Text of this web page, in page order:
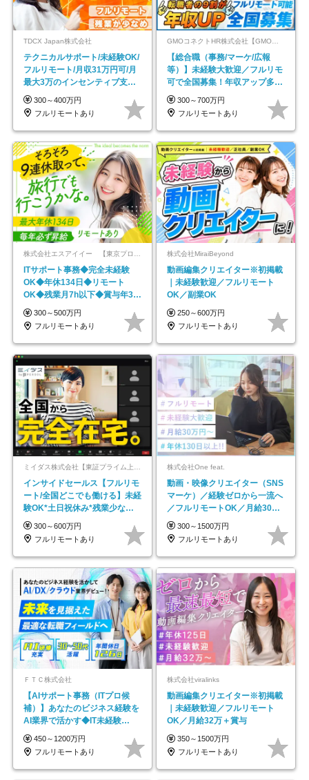
TDCX Japan株式会社
テクニカルサポート/未経験OK/
フルリモート/月収31万円可/月
最大3万のインセンティブ支給/
平均年齢33歳
300～400万円
フルリモートあり
GMOコネクトHR株式会社【GMOインターネットグループ】
【総合職（事務/マーケ/広報
等）】未経験大歓迎／フルリモ
可で全国募集！年収アップ多数
★年休最大130日★
300～700万円
フルリモートあり
株式会社エスアイイー 【東京プロマーケット上場】
ITサポート事務◆完全未経験
OK◆年休134日◆リモート
OK◆残業月7h以下◆賞与年3回
◆5年目まで必ず昇給
300～500万円
フルリモートあり
株式会社MiraiBeyond
動画編集クリエイター※初掲載
｜未経験歓迎／フルリモート
OK／副業OK
250～600万円
フルリモートあり
インサイドセールス【フルリモ
ート/全国どこでも働ける】未経
験OK*土日祝休み*残業少なめ*
在宅勤務手当あり
300～600万円
フルリモートあり
株式会社One feat.
動画・映像クリエイター（SNS
マーケ）／経験ゼロから一流へ
／フルリモートOK／月給30万
円～／年休130日以上
300～1500万円
フルリモートあり
ＦＴＣ株式会社
【AIサポート事務（ITプロ候
補）】あなたのビジネス経験を
AI業界で活かす◆IT未経験
OK◆目指せるコンサル
450～1200万円
フルリモートあり
株式会社viralinks
動画編集クリエイター※初掲載
｜未経験歓迎／フルリモート
OK／月給32万＋賞与
350～1500万円
フルリモートあり